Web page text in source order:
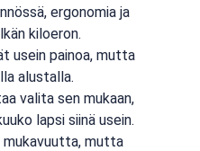
ergonomia ja
kiloeron.
usein painoa, mutta
alustalla.
valita sen mukaan,
lapsi siinä usein.
mutta